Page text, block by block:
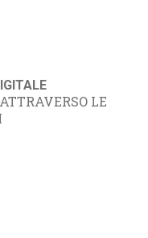
LE